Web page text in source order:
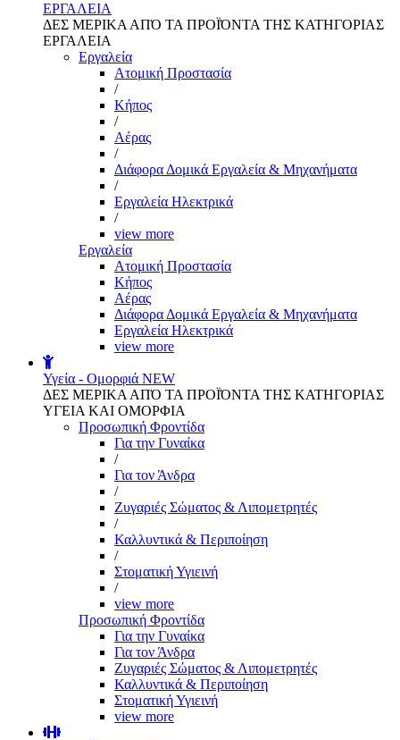
ΕΡΓΑΛΕΙΑ
ΔΕΣ ΜΕΡΙΚΑ ΑΠΌ ΤΑ ΠΡΟΪΌΝΤΑ ΤΗΣ ΚΑΤΗΓΟΡΙΑΣ
ΕΡΓΑΛΕΙΑ
Εργαλεία
Aτομική Προστασία
/
Kήπος
/
Αέρας
/
Διάφορα Δομικά Εργαλεία & Μηχανήματα
/
Εργαλεία Ηλεκτρικά
/
view more
Εργαλεία
Aτομική Προστασία
Kήπος
Αέρας
Διάφορα Δομικά Εργαλεία & Μηχανήματα
Εργαλεία Ηλεκτρικά
view more
Υγεία - Ομορφιά NEW
ΔΕΣ ΜΕΡΙΚΑ ΑΠΌ ΤΑ ΠΡΟΪΌΝΤΑ ΤΗΣ ΚΑΤΗΓΟΡΙΑΣ
ΥΓΕΙΑ ΚΑΙ ΟΜΟΡΦΙΑ
Προσωπική Φροντίδα
Για την Γυναίκα
/
Για τον Άνδρα
/
Ζυγαριές Σώματος & Λιπομετρητές
/
Καλλυντικά & Περιποίηση
/
Στοματική Υγιεινή
/
view more
Προσωπική Φροντίδα
Για την Γυναίκα
Για τον Άνδρα
Ζυγαριές Σώματος & Λιπομετρητές
Καλλυντικά & Περιποίηση
Στοματική Υγιεινή
view more